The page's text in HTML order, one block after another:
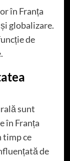
în Franța
globalizare.
de
sunt
în Franța
timp ce
de